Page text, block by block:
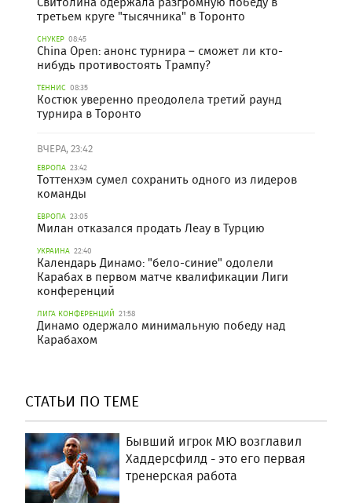
третьем круге "тысячника" в Торонто
СНУКЕР 08:45
China Open: анонс турнира – сможет ли кто-
нибудь противостоять Трампу?
ТЕННИС 08:35
Костюк уверенно преодолела третий раунд
турнира в Торонто
ВЧЕРА, 23:42
ЕВРОПА 23:42
Тоттенхэм сумел сохранить одного из лидеров
команды
ЕВРОПА 23:05
Милан отказался продать Леау в Турцию
УКРАИНА 22:40
Календарь Динамо: "бело-синие" одолели
Карабах в первом матче квалификации Лиги
конференций
ЛИГА КОНФЕРЕНЦИЙ 21:58
Динамо одержало минимальную победу над
Карабахом
СТАТЬИ ПО ТЕМЕ
Бывший игрок МЮ возглавил
Хаддерсфилд - это его первая
тренерская работа